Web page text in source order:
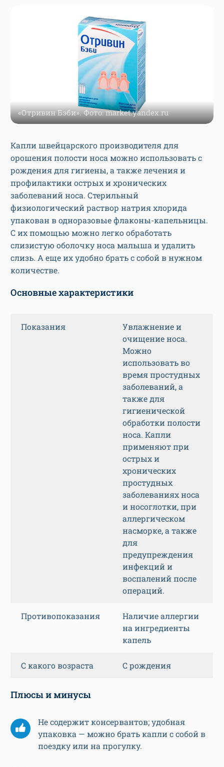
«Отривин Бэби». Фото: market.yandex.ru
Капли швейцарского производителя для
орошения полости носа можно использовать с
рождения для гигиены, а также лечения и
профилактики острых и хронических
заболеваний носа. Стерильный
физиологический раствор натрия хлорида
упакован в одноразовые флаконы-капельницы.
С их помощью можно легко обработать
слизистую оболочку носа малыша и удалить
слизь. А еще их удобно брать с собой в нужном
количестве.
Основные характеристики
Показания
Увлажнение и
очищение носа.
Можно
использовать во
время простудных
заболеваний, а
также для
гигиенической
обработки полости
носа. Капли
применяют при
острых и
хронических
простудных
заболеваниях носа
и носоглотки, при
аллергическом
насморке, а также
для
предупреждения
инфекций и
воспалений после
операций.
Противопоказания
Наличие аллергии
на ингредиенты
капель
С какого возраста С рождения
Плюсы и минусы
Не содержит консервантов; удобная
упаковка — можно брать капли с собой в
поездку или на прогулку.